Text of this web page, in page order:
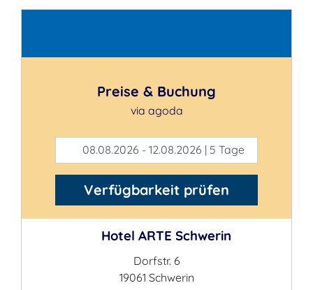
Preise & Buchung
via agoda
08.08.2026 - 12.08.2026 | 5 Tage
Verfügbarkeit prüfen
Hotel ARTE Schwerin
Dorfstr. 6
19061 Schwerin